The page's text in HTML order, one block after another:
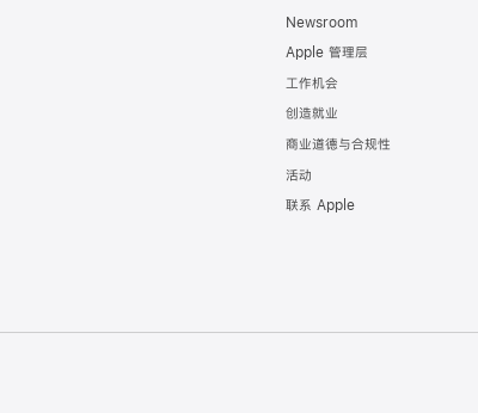
Newsroom
Apple 管理层
工作机会
创造就业
商业道德与合规性
活动
联系 Apple